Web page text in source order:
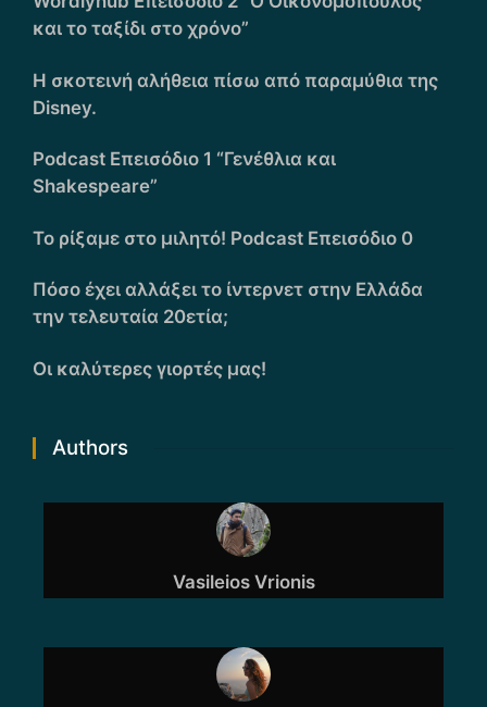
και το ταξίδι στο χρόνο”
Η σκοτεινή αλήθεια πίσω από παραμύθια της
Disney.
Podcast Επεισόδιο 1 “Γενέθλια και
Shakespeare”
Το ρίξαμε στο μιλητό! Podcast Επεισόδιο 0
Πόσο έχει αλλάξει το ίντερνετ στην Ελλάδα
την τελευταία 20ετία;
Οι καλύτερες γιορτές μας!
Authors
Vasileios Vrionis